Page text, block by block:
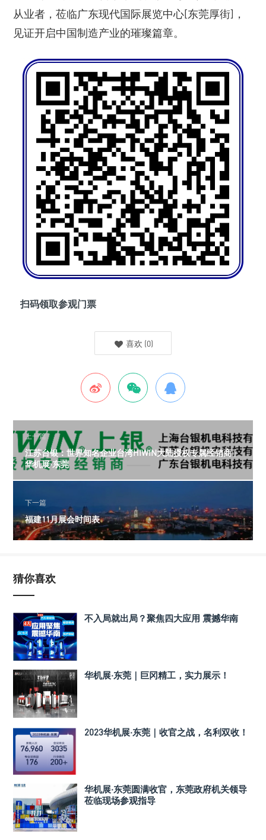
从业者，莅临广东现代国际展览中心[东莞厚街]，
见证开启中国制造产业的璀璨篇章。
扫码领取参观门票
喜欢 (0)
上一篇
江苏台银：世界知名企业台湾HIWIN大陆授权专属经销商 |
华机展·东莞
下一篇
福建11月展会时间表
猜你喜欢
不入局就出局？聚焦四大应用 震撼华南
华机展·东莞｜巨冈精工，实力展示！
2023华机展·东莞｜收官之战，名利双收！
华机展·东莞圆满收官，东莞政府机关领导
莅临现场参观指导